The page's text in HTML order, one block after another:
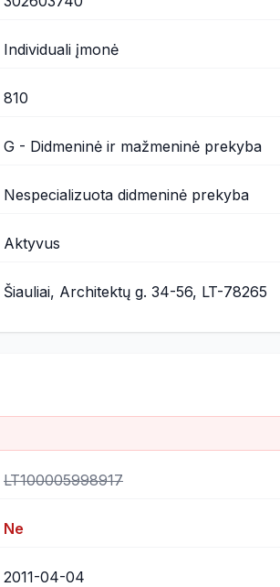
Individuali įmonė
810
G - Didmeninė ir mažmeninė prekyba
Nespecializuota didmeninė prekyba
Aktyvus
Šiauliai, Architektų g. 34-56, LT-78265
LT100005998917
Ne
2011-04-04